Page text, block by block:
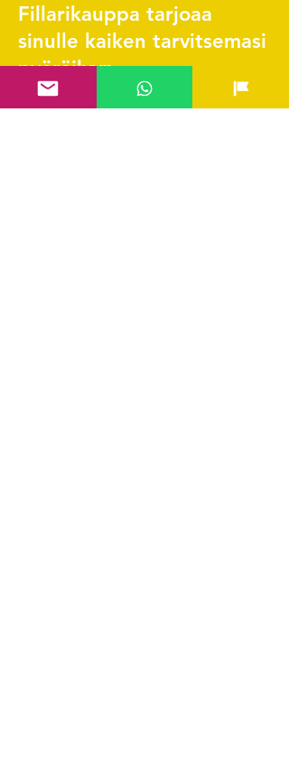
Fillarikauppa tarjoaa
sinulle kaiken tarvitsemasi
pyöräilyyn.
Pikalinkit